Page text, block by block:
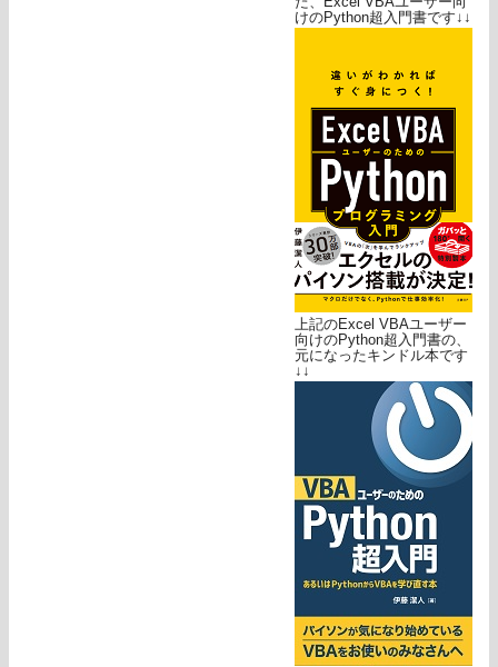
けのPython超入門書です↓↓
上記のExcel VBAユーザー
向けのPython超入門書の、
元になったキンドル本です
↓↓